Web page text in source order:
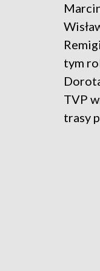
tym
TVP
trasy